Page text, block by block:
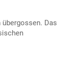
Das